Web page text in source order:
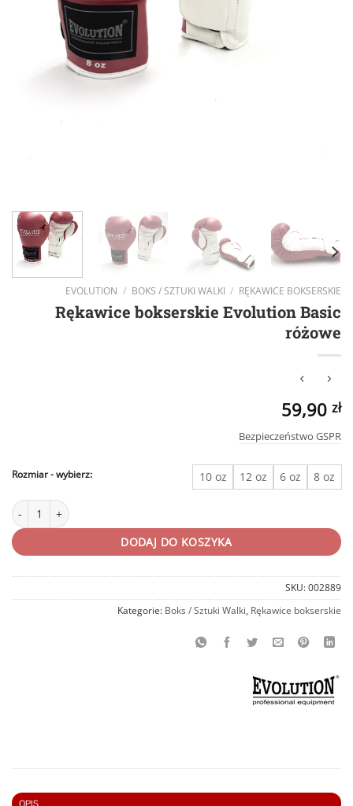
EVOLUTION / BOKS / SZTUKI WALKI / RĘKAWICE BOKSERSKIE
Rękawice bokserskie Evolution Basic
różowe
59,90 zł
Bezpieczeństwo GSPR
Rozmiar 10 oz 12 oz 6 oz 8 oz
ilość Rękawice bokserskie Evolution Basic różowe
DODAJ DO KOSZYKA
SKU: 002889
Kategorie: Boks / Sztuki Walki Rękawice bokserskie
OPIS